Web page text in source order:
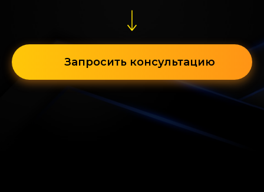
Запросить консультацию